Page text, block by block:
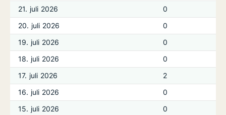
21. juli 2026
0
20. juli 2026
0
19. juli 2026
0
18. juli 2026
0
17. juli 2026
2
16. juli 2026
0
15. juli 2026
0